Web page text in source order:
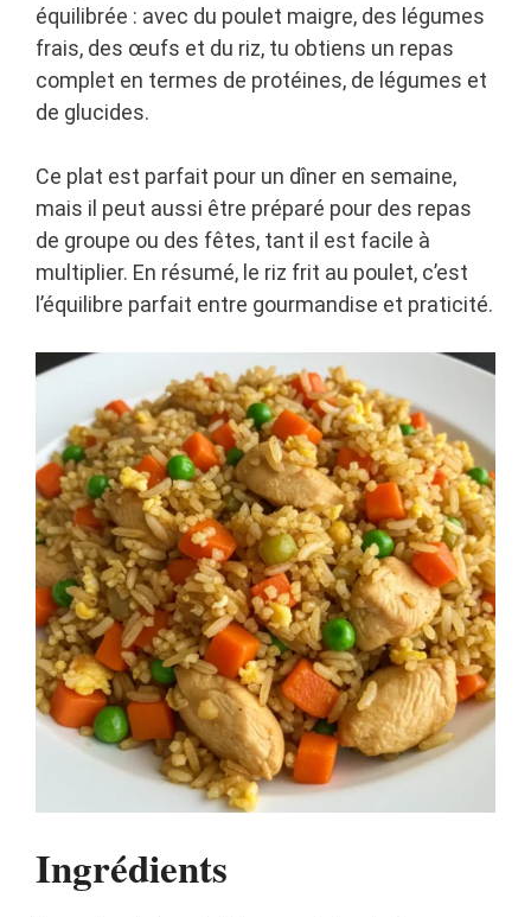
équilibrée : avec du poulet maigre, des légumes
frais, des œufs et du riz, tu obtiens un repas
complet en termes de protéines, de légumes et
de glucides.
Ce plat est parfait pour un dîner en semaine,
mais il peut aussi être préparé pour des repas
de groupe ou des fêtes, tant il est facile à
multiplier. En résumé, le riz frit au poulet, c’est
l’équilibre parfait entre gourmandise et praticité.
Ingrédients